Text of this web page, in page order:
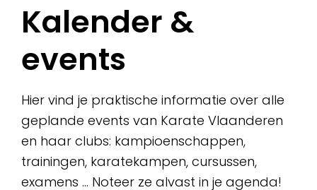
Kalender &
events
Hier vind je praktische informatie over alle
geplande events van Karate Vlaanderen
en haar clubs: kampioenschappen,
trainingen, karatekampen, cursussen,
examens … Noteer ze alvast in je agenda!